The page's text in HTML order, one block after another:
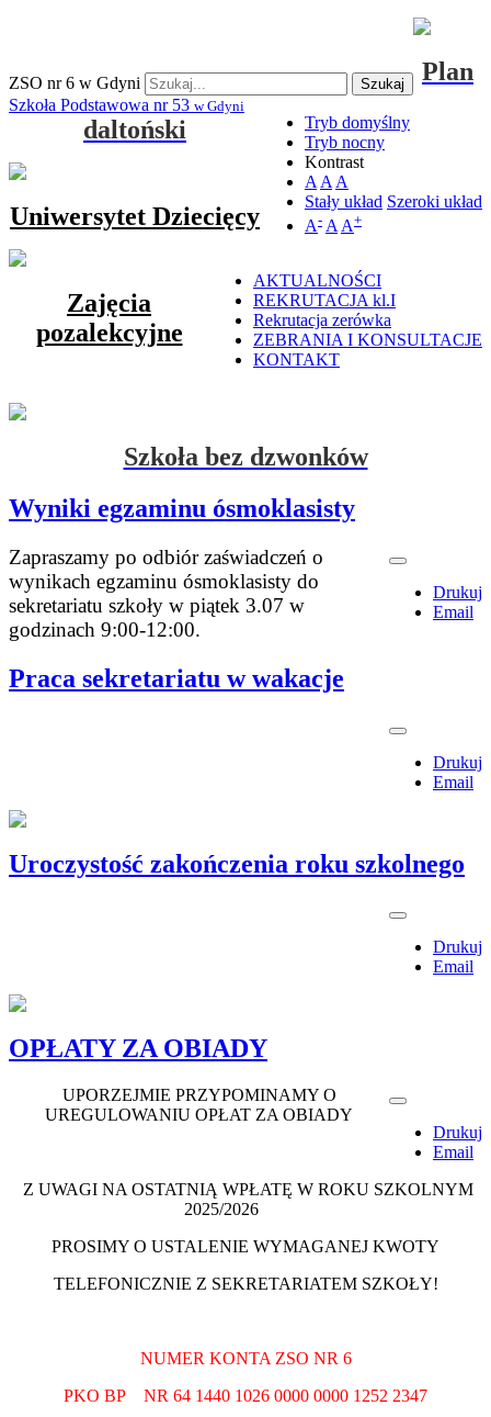
ZSO nr 6 w Gdyni Szukaj
Tryb domyślny
Tryb nocny
Kontrast
A A A
Stały układ Szeroki układ
A- A A+
Szkoła Podstawowa nr 53 w Gdyni
AKTUALNOŚCI
REKRUTACJA kl.I
Rekrutacja zerówka
ZEBRANIA I KONSULTACJE
KONTAKT
Plan
daltoński
Uniwersytet Dziecięcy
Zajęcia
pozalekcyjne
Szkoła bez dzwonków
Wyniki egzaminu ósmoklasisty
Drukuj
Email
Zapraszamy po odbiór zaświadczeń o
wynikach egzaminu ósmoklasisty do
sekretariatu szkoły w piątek 3.07 w
godzinach 9:00-12:00.
Praca sekretariatu w wakacje
Drukuj
Email
Uroczystość zakończenia roku szkolnego
Drukuj
Email
OPŁATY ZA OBIADY
Drukuj
Email
UPORZEJMIE PRZYPOMINAMY O
UREGULOWANIU OPŁAT ZA OBIADY
Z UWAGI NA OSTATNIĄ WPŁATĘ W ROKU SZKOLNYM
2025/2026
PROSIMY O USTALENIE WYMAGANEJ KWOTY
TELEFONICZNIE Z SEKRETARIATEM SZKOŁY!
NUMER KONTA ZSO NR 6
PKO BP NR 64 1440 1026 0000 0000 1252 2347